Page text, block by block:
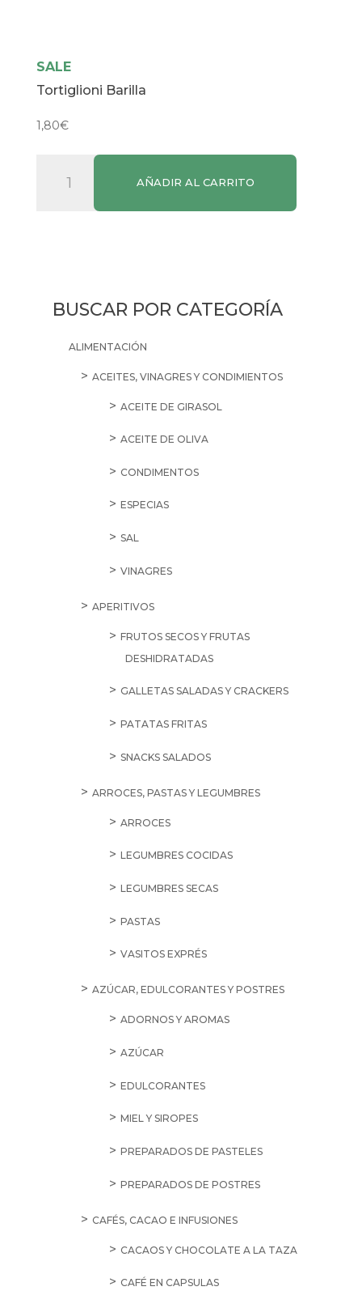
SALE
Tortiglioni Barilla
1,80€
Tortiglioni
Barilla
AÑADIR AL CARRITO
BUSCAR POR CATEGORÍA
ALIMENTACIÓN
ACEITES, VINAGRES Y CONDIMIENTOS
ACEITE DE GIRASOL
ACEITE DE OLIVA
CONDIMENTOS
ESPECIAS
SAL
VINAGRES
APERITIVOS
FRUTOS SECOS Y FRUTAS
DESHIDRATADAS
GALLETAS SALADAS Y CRACKERS
PATATAS FRITAS
SNACKS SALADOS
ARROCES, PASTAS Y LEGUMBRES
ARROCES
LEGUMBRES COCIDAS
LEGUMBRES SECAS
PASTAS
VASITOS EXPRÉS
AZÚCAR, EDULCORANTES Y POSTRES
ADORNOS Y AROMAS
AZÚCAR
EDULCORANTES
MIEL Y SIROPES
PREPARADOS DE PASTELES
PREPARADOS DE POSTRES
CAFÉS, CACAO E INFUSIONES
CACAOS Y CHOCOLATE A LA TAZA
CAFÉ EN CAPSULAS